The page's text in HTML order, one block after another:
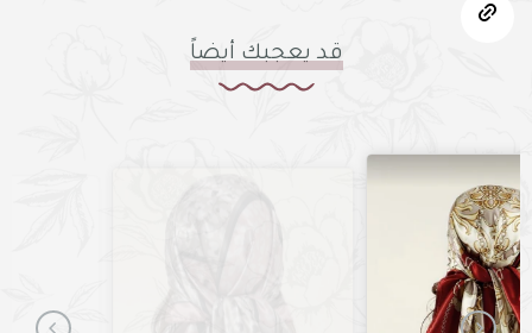
قد يعجبك أيضاً